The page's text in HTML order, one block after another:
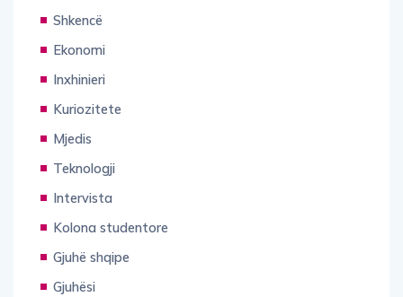
Shkencë
Ekonomi
Inxhinieri
Kuriozitete
Mjedis
Teknologji
Intervista
Kolona studentore
Gjuhë shqipe
Gjuhësi